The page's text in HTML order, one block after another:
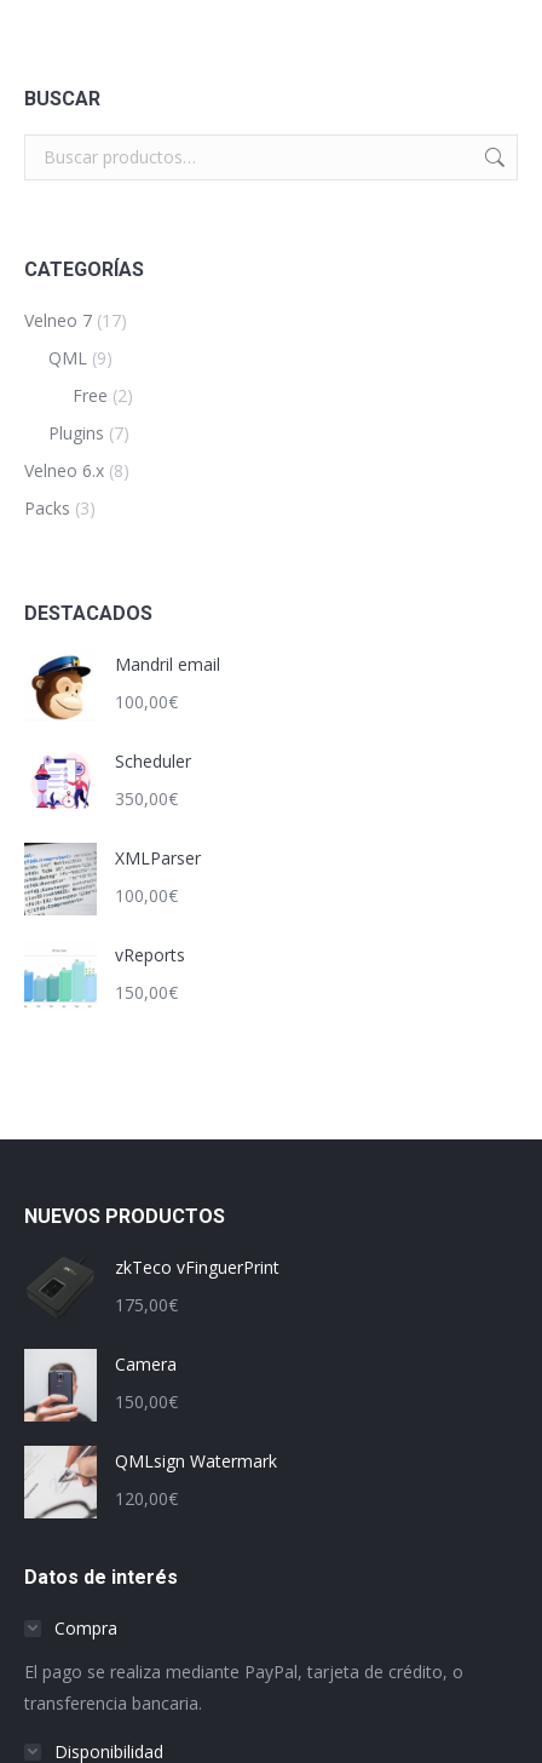
BUSCAR
CATEGORÍAS
Velneo 7 (17)
QML (9)
Free (2)
Plugins (7)
Velneo 6.x (8)
Packs (3)
DESTACADOS
Mandril email
100,00€
Scheduler
350,00€
XMLParser
100,00€
vReports
150,00€
NUEVOS PRODUCTOS
zkTeco vFinguerPrint
175,00€
Camera
150,00€
QMLsign Watermark
120,00€
Datos de interés
Compra
El pago se realiza mediante PayPal, tarjeta de crédito, o
transferencia bancaria.
Disponibilidad